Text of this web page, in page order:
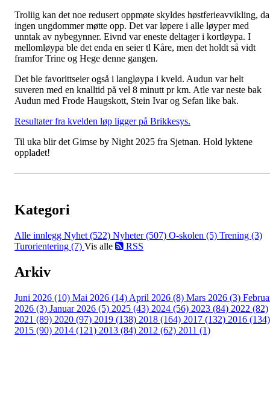
Troliig kan det noe redusert oppmøte skyldes høstferieavvikling, da
ingen ungdommer møtte opp. Det var løpere i alle løyper med
unntak av nybegynner. Eivnd var eneste deltager i kortløypa. I
mellomløypa ble det enda en seier tl Kåre, men det holdt så vidt
framfor Trine og Hege denne gangen.
Det ble favorittseier også i langløypa i kveld. Audun var helt
suveren med en knalltid på vel 8 minutt pr km. Atle var neste bak
Audun med Frode Haugskott, Stein Ivar og Sefan like bak.
Resultater fra kvelden løp ligger på Brikkesys.
Til uka blir det Gimse by Night 2025 fra Sjetnan. Hold lyktene
oppladet!
Kategori
Alle innlegg Nyhet (522) Nyheter (507) O-skolen (5) Trening (3)
Turorientering (7) Vis alle RSS
Arkiv
Juni 2026 (10) Mai 2026 (14) April 2026 (8) Mars 2026 (3)
2026 (3) Januar 2026 (5) 2025 (43) 2024 (56) 2023 (84) 2022 (82)
2021 (89) 2020 (97) 2019 (138) 2018 (164) 2017 (132) 2016 (134)
2015 (90) 2014 (121) 2013 (84) 2012 (62) 2011 (1)